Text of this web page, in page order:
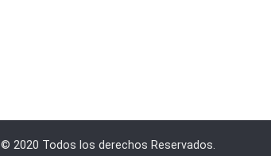
© 2020 Todos los derechos Reservados.